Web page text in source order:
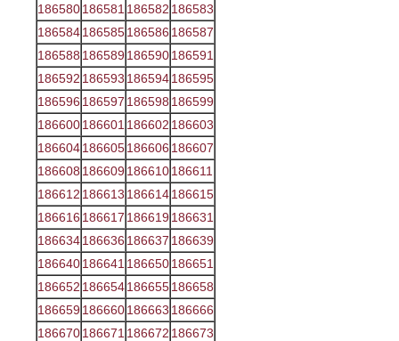
186580186581 186582 186583
186584186585186586 186587
186588 186589186590186591
186592 186593 186594186595
186596 186597 186598 186599
186600186601 186602 186603
186604186605186606 186607
186608 186609186610186611
186612 186613 186614186615
186616 186617 186619186631
186634186636 186637 186639
186640186641 186650186651
186652 186654186655186658
186659186660186663 186666
186670186671 186672 186673